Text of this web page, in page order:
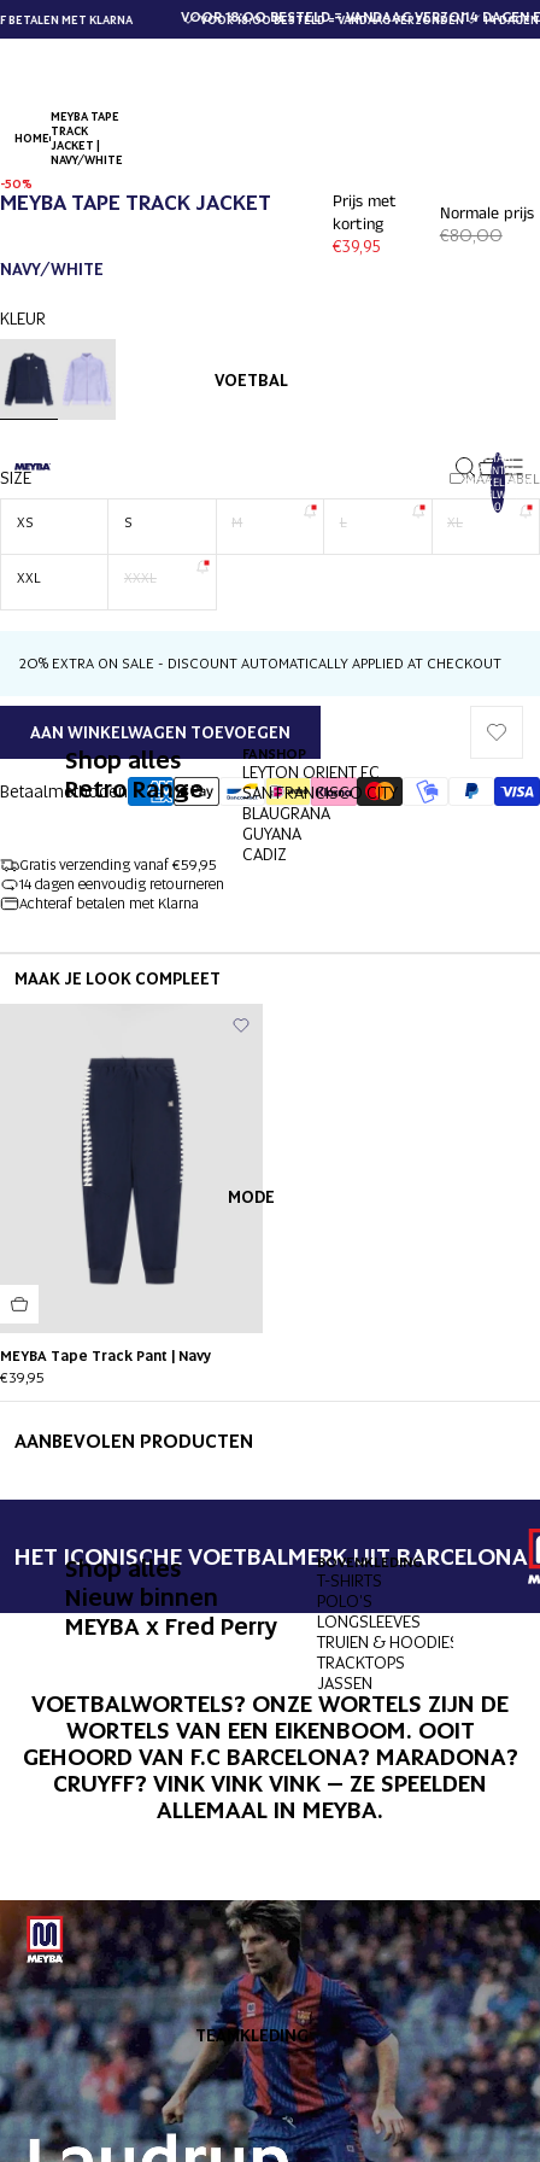
MET KLARNA VOOR 18:00 BESTELD = VANDAAG VERZONDEN
VOOR 18:00 BESTELD = VANDAAG VERZONDEN14 DAGEN
14 DAGEN
VOETBAL
Shop alles
Retro Range
FANSHOP
LEYTON ORIENT FC
SAN FRANCISCO CITY
BLAUGRANA
GUYANA
CADIZ
MODE
Shop alles
Nieuw binnen
MEYBA x Fred Perry
BOVENKLEDING
T-SHIRTS
POLO'S
LONGSLEEVES
TRUIEN & HOODIES
TRACKTOPS
JASSEN
TEAMKLEDING
TOTAAL
AANTAL
ARTIKELEN IN
WINKELWAGEN:
0
HOME
MEYBA TAPE
TRACK
JACKET |
NAVY/WHITE
AFBEELDING
AFBEELDING
AFBEELDING
AFBEELDING
AFBEELDING
AFBEELDING
-50%
MEYBA TAPE TRACK JACKET
Prijs met
korting
€39,95
Normale prijs
€80,00
NAVY/WHITE
KLEUR
SIZE MAATTABEL
XS S M L XL
XXL XXXL
20% EXTRA ON SALE - DISCOUNT AUTOMATICALLY APPLIED AT CHECKOUT
AAN WINKELWAGEN TOEVOEGEN
Betaalmethoden
Gratis verzending vanaf €59,95
14 dagen eenvoudig retourneren
Achteraf betalen met Klarna
MAAK JE LOOK COMPLEET
MEYBA Tape Track Pant | Navy
€39,95
AANBEVOLEN PRODUCTEN
HET ICONISCHE VOETBALMERK UIT BARCELONA
VOETBALWORTELS? ONZE WORTELS ZIJN DE
WORTELS VAN EEN EIKENBOOM. OOIT
GEHOORD VAN F.C BARCELONA? MARADONA?
CRUYFF? VINK VINK VINK – ZE SPEELDEN
ALLEMAAL IN MEYBA.